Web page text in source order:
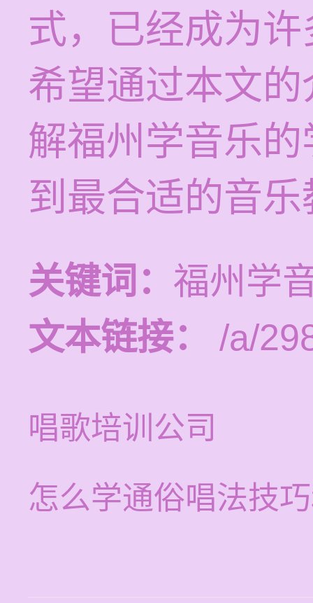
式，已经成为
希望通过本文
解福州学音乐
到最合适的音
关键词： 福州学
文本链接：
/a/
唱歌培训公司
怎么学通俗唱法技